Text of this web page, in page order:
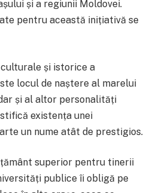
și a regiunii Moldovei.
pentru această inițiativă se
și istorice a
locul de naștere al marelui
și al altor personalități
existența unei
un nume atât de prestigios.
superior pentru tinerii
publice îi obligă pe